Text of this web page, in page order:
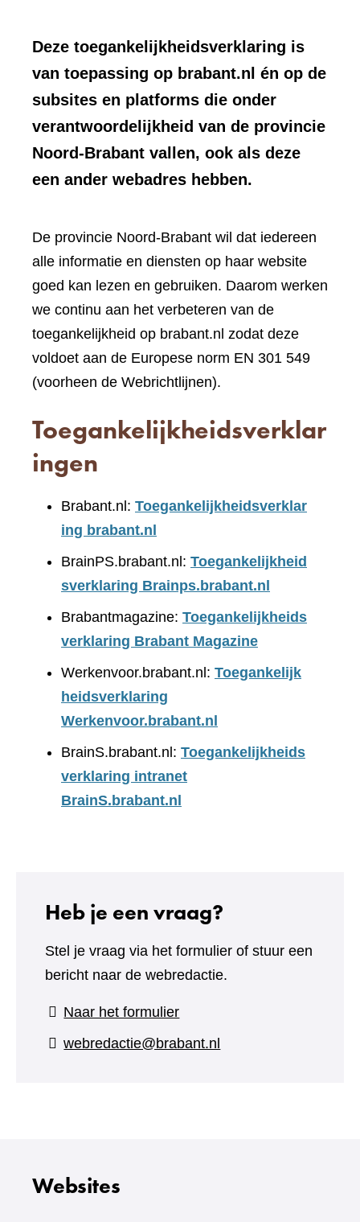
Deze toegankelijkheidsverklaring is
van toepassing op brabant.nl én op de
subsites en platforms die onder
verantwoordelijkheid van de provincie
Noord-Brabant vallen, ook als deze
een ander webadres hebben.
De provincie Noord-Brabant wil dat iedereen
alle informatie en diensten op haar website
goed kan lezen en gebruiken. Daarom werken
we continu aan het verbeteren van de
toegankelijkheid op brabant.nl zodat deze
voldoet aan de Europese norm EN 301 549
(voorheen de Webrichtlijnen).
Toegankelijkheidsverklar
ingen
Brabant.nl: Toegankelijkheidsverklar
ing brabant.nl
BrainPS.brabant.nl: Toegankelijkheid
sverklaring Brainps.brabant.nl
Brabantmagazine: Toegankelijkheids
verklaring Brabant Magazine
Werkenvoor.brabant.nl: Toegankelijk
heidsverklaring
Werkenvoor.brabant.nl
BrainS.brabant.nl: Toegankelijkheids
verklaring intranet
BrainS.brabant.nl
Heb je een vraag?
Stel je vraag via het formulier of stuur een
bericht naar de webredactie.
Naar het formulier(verwijst
naar
webredactie@brabant.nl
Websites